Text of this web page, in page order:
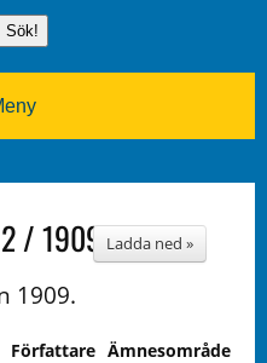
Sök!
/ 1909 Ladda ned »
1909.
Författare Ämnesområde